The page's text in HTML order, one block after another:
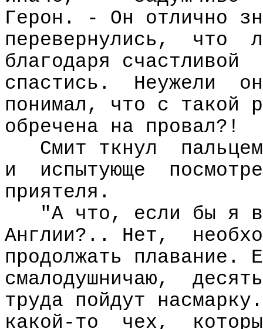
Герон. - Он отлично
перевернулись,
что
благодаря счастливой
спастись.
Неужели
он
понимал, что с такой
обречена на провал?!
Смит ткнул
пальцем
и
испытующе
приятеля.
"А что, если бы я
Англии?.. Нет,
продолжать плавание.
смалодушничаю,
десять
труда пойдут
какой-то
чех,